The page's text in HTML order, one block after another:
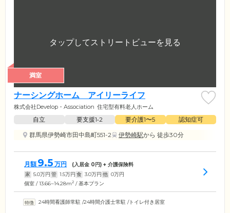
満室
ナーシングホーム アイリーライフ
株式会社Develop・Association 住宅型有料老人ホーム
自立 要支援1•2 要介護1〜5
認知症可
群馬県伊勢崎市田中島町551-2
伊勢崎駅から 徒歩30分
月額 9.5 万円 (入居金 0円) + 介護保険料
家 5.0万円 管 1.5万円 食 3.0万円 他 0万円
個室 / 13.66~14.28m2 / 基本プラン
24時間看護師常駐 /24時間介護士常駐 /トイレ付き居室